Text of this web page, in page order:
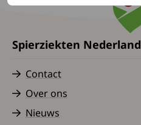
Spierziekten Nederland
Contact
Over ons
Nieuws